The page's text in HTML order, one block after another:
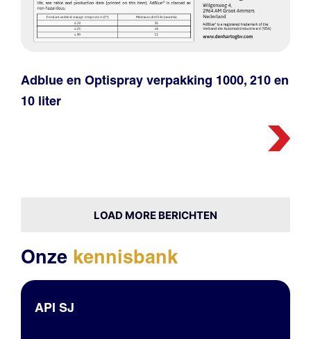
Adblue en Optispray verpakking 1000, 210 en
10 liter
LOAD MORE BERICHTEN
Onze kennisbank
API SJ